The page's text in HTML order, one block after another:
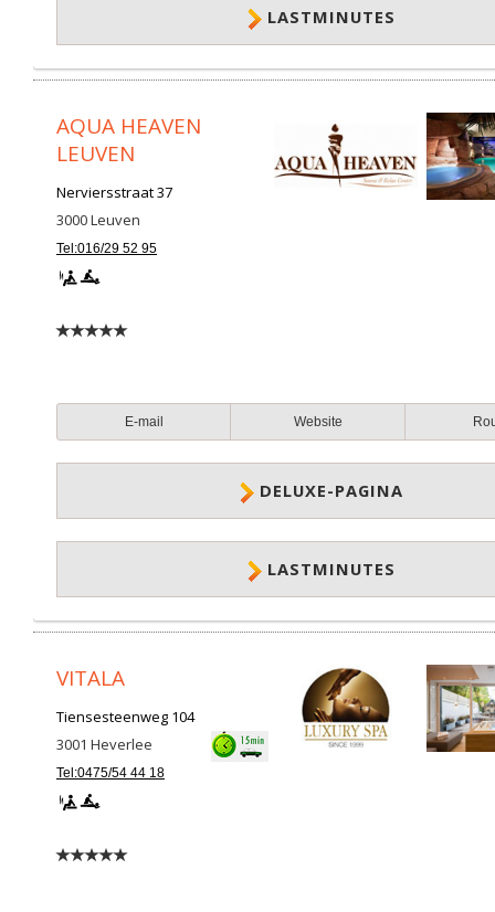
LASTMINUTES
AQUA HEAVEN
LEUVEN
Nerviersstraat 37
3000Leuven
Tel:016/29 52 95
E-mail Website
DELUXE-PAGINA
LASTMINUTES
VITALA
Tiensesteenweg 104
3001 Heverlee
Tel:0475/54 44 18